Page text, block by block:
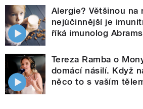
Alergie? Většinou na
nejúčinnější je
říká imunolog
Tereza Ramba o
domácí násilí. Když
něco to s vaším